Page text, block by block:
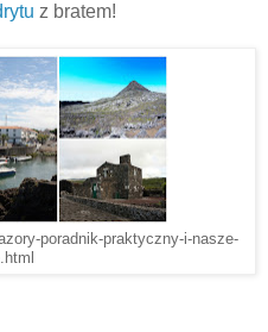
z bratem!
poradnik-praktyczny-i-nasze-